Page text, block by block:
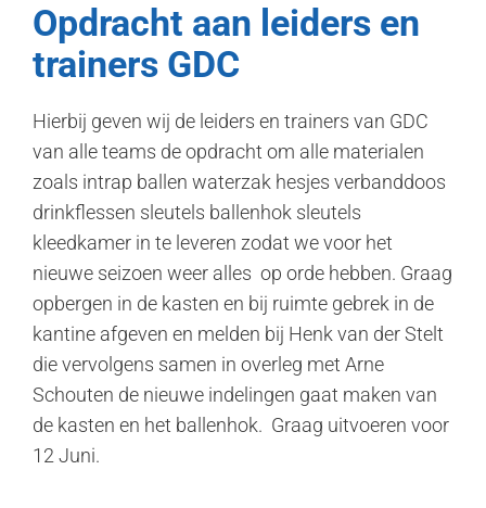
Opdracht aan leiders en
trainers GDC
Hierbij geven wij de leiders en trainers van GDC
van alle teams de opdracht om alle materialen
zoals intrap ballen waterzak hesjes verbanddoos
drinkflessen sleutels ballenhok sleutels
kleedkamer in te leveren zodat we voor het
nieuwe seizoen weer alles op orde hebben. Graag
opbergen in de kasten en bij ruimte gebrek in de
kantine afgeven en melden bij Henk van der Stelt
die vervolgens samen in overleg met Arne
Schouten de nieuwe indelingen gaat maken van
de kasten en het ballenhok. Graag uitvoeren voor
12 Juni.